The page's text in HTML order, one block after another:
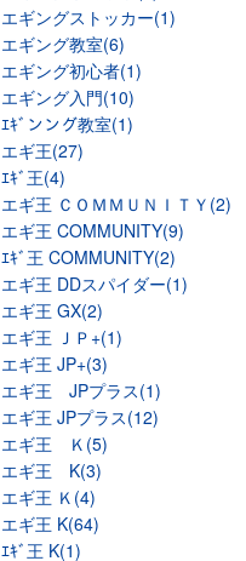
エギングストッカー(1)
エギング教室(6)
エギング初心者(1)
エギング入門(10)
ｴｷﾞンング教室(1)
エギ王(27)
ｴｷﾞ王(4)
エギ王 ＣＯＭＭＵＮＩＴＹ(2)
エギ王 COMMUNITY(9)
ｴｷﾞ王 COMMUNITY(2)
エギ王 DDスパイダー(1)
エギ王 GX(2)
エギ王 ＪＰ+(1)
エギ王 JP+(3)
エギ王 JPプラス(1)
エギ王 JPプラス(12)
エギ王 Ｋ(5)
エギ王 K(3)
エギ王 Ｋ(4)
エギ王 K(64)
ｴｷﾞ王 K(1)